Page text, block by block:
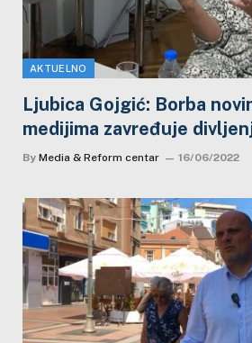
AKTUELNO
Ljubica Gojgić: Borba
medijima zavređuje
By Media & Reform centar 16/06/2022